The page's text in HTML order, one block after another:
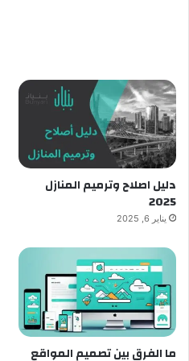
دليل اصلاح وترميم المنازل
2025
يناير 6, 2025
ما الفرق بين تصميم المواقع